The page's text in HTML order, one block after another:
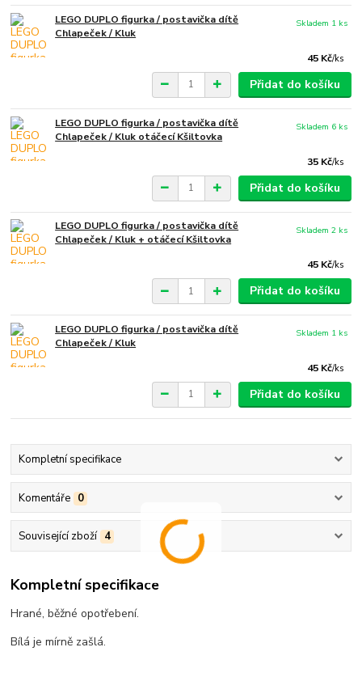
LEGO DUPLO figurka / postavička dítě
Chlapeček / Kluk
45 Kč/ks
Skladem 1 ks
Přidat do košíku
LEGO DUPLO figurka / postavička dítě
Chlapeček / Kluk otáčecí Kšiltovka
35 Kč/ks
Skladem 6 ks
Přidat do košíku
LEGO DUPLO figurka / postavička dítě
Chlapeček / Kluk + otáčecí Kšiltovka
45 Kč/ks
Skladem 2 ks
Přidat do košíku
LEGO DUPLO figurka / postavička dítě
Chlapeček / Kluk
45 Kč/ks
Skladem 1 ks
Přidat do košíku
Kompletní specifikace
Komentáře 0
Související zboží 4
Kompletní specifikace
Hrané, běžné opotřebení.
Bílá je mírně zašlá.